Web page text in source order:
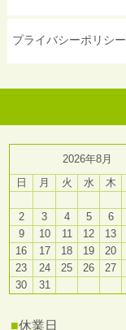
プライバシーポリシー
2026年8月
日
月 火 水 木
2
3 4 5 6
9
10 11 12 13
16
17 18 19 20
23
24 25 26 27
30
31
■休業日